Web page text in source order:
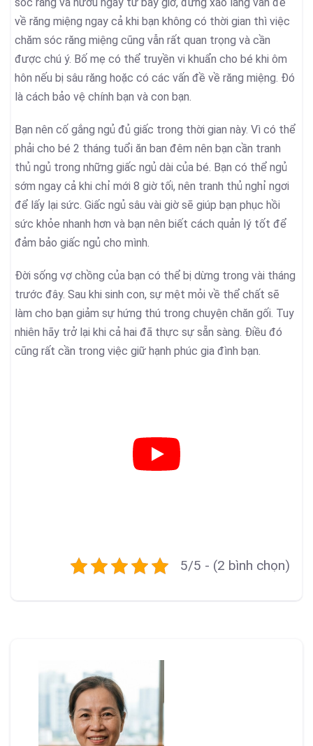
về răng miệng ngay cả khi bạn không có thời gian thì việc
chăm sóc răng miệng cũng vẫn rất quan trọng và cần
được chú ý. Bố mẹ có thể truyền vi khuẩn cho bé khi ôm
hôn nếu bị sâu răng hoặc có các vấn đề về răng miệng. Đó
là cách bảo vệ chính bạn và con bạn.
Bạn nên cố gắng ngủ đủ giấc trong thời gian này. Vì có thể
phải cho bé 2 tháng tuổi ăn ban đêm nên bạn cần tranh
thủ ngủ trong những giấc ngủ dài của bé. Bạn có thể ngủ
sớm ngay cả khi chỉ mới 8 giờ tối, nên tranh thủ nghỉ ngơi
để lấy lại sức. Giấc ngủ sâu vài giờ sẽ giúp bạn phục hồi
sức khỏe nhanh hơn và bạn nên biết cách quản lý tốt để
đảm bảo giấc ngủ cho mình.
Đời sống vợ chồng của bạn có thể bị dừng trong vài tháng
trước đây. Sau khi sinh con, sự mệt mỏi về thể chất sẽ
làm cho bạn giảm sự hứng thú trong chuyện chăn gối. Tuy
nhiên hãy trở lại khi cả hai đã thực sự sẵn sàng. Điều đó
cũng rất cần trong việc giữ hạnh phúc gia đình bạn.
5/5 - (2 bình chọn)